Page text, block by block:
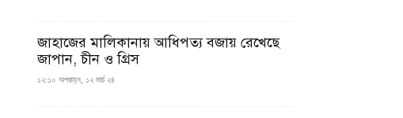
জাহাজের মালিকানায় আধিপত্য বজায় রেখেছে
জাপান, চীন ও গ্রিস
১২:১০ অপরাহ্ন, ১২ মার্চ ২৪